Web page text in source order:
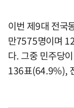
이번 제9대 전국
만7575명이며
다. 그중 민주당
136표(64.9%),